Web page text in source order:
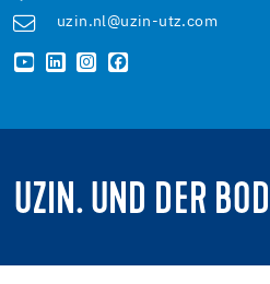
uzin.nl@uzin-utz.com
UZIN. UND DER